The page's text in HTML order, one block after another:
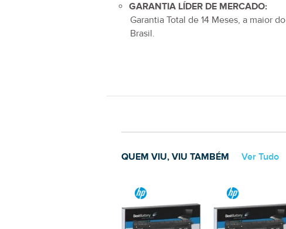
GARANTIA LÍDER DE MERCADO:
Garantia Total de 14 Meses, a maior do
Brasil.
Ver Tudo
QUEM VIU, VIU TAMBÉM